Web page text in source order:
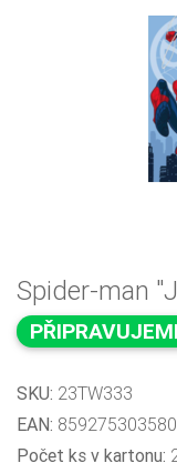
Spider-man
SKU: 23TW333
EAN:
Počet ks v kartonu: